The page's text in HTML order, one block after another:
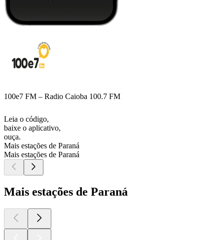
100e7 FM – Radio Caioba 100.7 FM
Leia o código,
baixe o aplicativo,
ouça.
Mais estações de Paraná
Mais estações de Paraná
Mais estações de Paraná